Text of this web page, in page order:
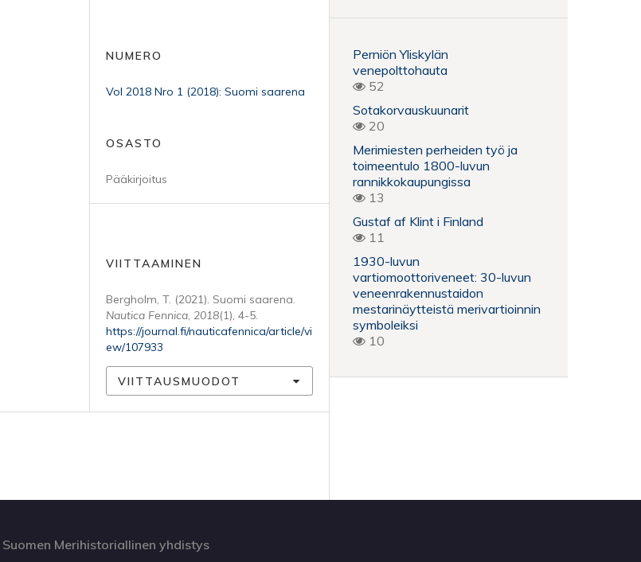
NUMERO
Vol 2018 Nro 1 (2018): Suomi saarena
OSASTO
Pääkirjoitus
VIITTAAMINEN
Bergholm, T. (2021). Suomi saarena.
Nautica Fennica, 2018(1), 4-5.
https://journal.fi/nauticafennica/article/vi
ew/107933
VIITTAUSMUODOT
Perniön Yliskylän
venepolttohauta
52
Sotakorvauskuunarit
20
Merimiesten perheiden työ ja
toimeentulo 1800-luvun
rannikkokaupungissa
13
Gustaf af Klint i Finland
11
1930-luvun
vartiomoottoriveneet: 30-luvun
veneenrakennustaidon
mestarinäytteistä merivartioinnin
symboleiksi
10
Suomen Merihistoriallinen yhdistys